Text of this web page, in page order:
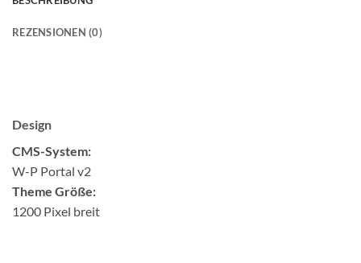
REZENSIONEN (0)
Design
CMS-System:
W-P Portal v2
Theme Größe:
1200 Pixel breit